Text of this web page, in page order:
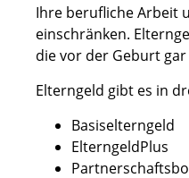
Ihre berufliche Arbeit
einschränken.
die vor der Geburt
Elterngeld gibt es in
Basiselterngeld
ElterngeldPlus